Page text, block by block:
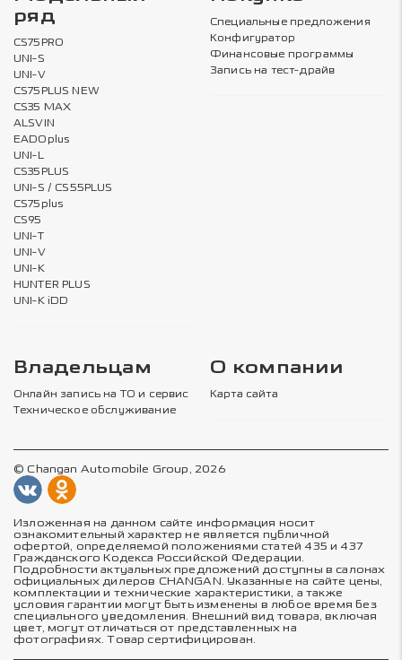
ряд
CS75PRO
UNI-S
UNI-V
CS75PLUS NEW
CS35 MAX
ALSVIN
EADOplus
UNI-L
CS35PLUS
UNI-S / CS55PLUS
CS75plus
CS95
UNI-T
UNI-V
UNI-K
HUNTER PLUS
UNI-K iDD
Специальные предложения
Конфигуратор
Финансовые программы
Запись на тест-драйв
Владельцам
Онлайн запись на ТО и сервис
Техническое обслуживание
О компании
Карта сайта
© Changan Automobile Group, 2026
Изложенная на данном сайте информация носит
ознакомительный характер не является публичной
офертой, определяемой положениями статей 435 и 437
Гражданского Кодекса Российской Федерации.
Подробности актуальных предложений доступны в салонах
официальных дилеров CHANGAN. Указанные на сайте цены,
комплектации и технические характеристики, а также
условия гарантии могут быть изменены в любое время без
специального уведомления. Внешний вид товара, включая
цвет, могут отличаться от представленных на
фотографиях. Товар сертифицирован.